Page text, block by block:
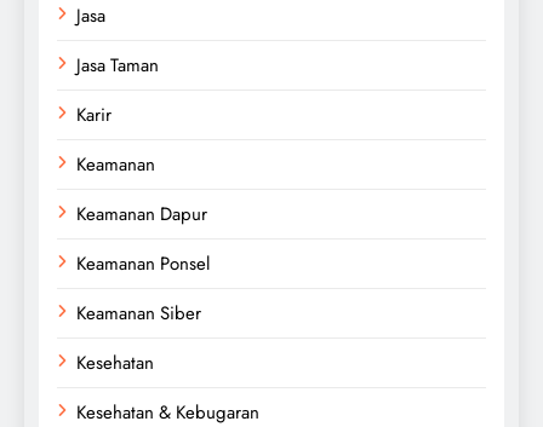
Jasa
Jasa Taman
Karir
Keamanan
Keamanan Dapur
Keamanan Ponsel
Keamanan Siber
Kesehatan
Kesehatan & Kebugaran